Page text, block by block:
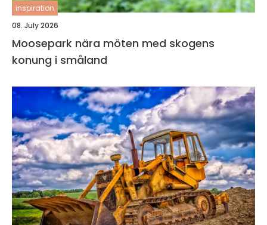
inspiration
08. July 2026
Moosepark nära möten med skogens
konung i småland